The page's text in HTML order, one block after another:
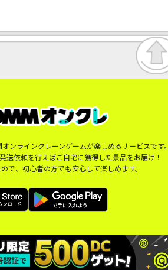
ンラインクレーンゲームが楽しめるサービスです
送依頼を行えばご自宅に獲得した景品をお届け！
で、初心者の方でも安心して楽しめます。